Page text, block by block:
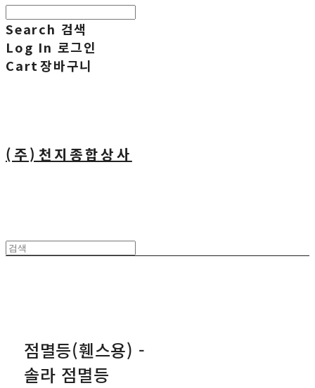
Search 검색
Log In 로그인
Cart장바구니
(주)천지종합상사
점멸등(휀스용) -
솔라 점멸등